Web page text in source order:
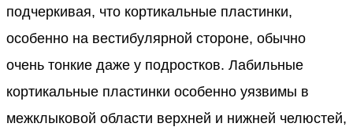
подчеркивая, что кортикальные пластинки,
особенно на вестибулярной стороне, обычно
очень тонкие даже у подростков. Лабильные
кортикальные пластинки особенно уязвимы в
межклыковой области верхней и нижней челюстей,